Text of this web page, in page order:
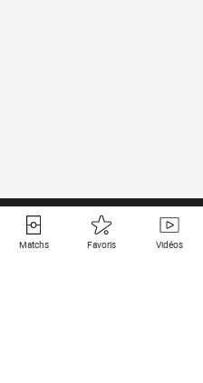
Matchs Favoris Vidéos